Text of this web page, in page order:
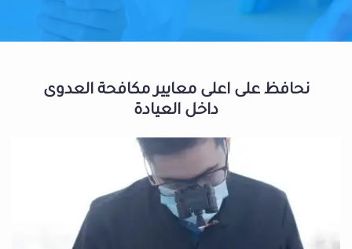
نحافظ على اعلى معايير مكافحة العدوى
داخل العيادة